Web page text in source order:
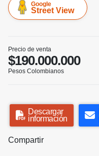
Google
Street View
Precio de venta
$190.000.000
Pesos Colombianos
Descargar
información
Compartir